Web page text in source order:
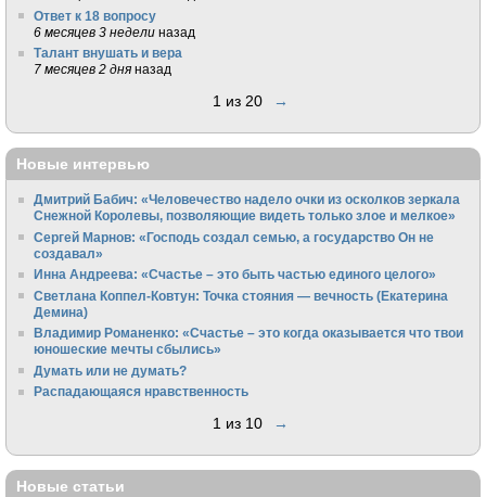
Ответ к 18 вопросу
6 месяцев 3 недели назад
Талант внушать и вера
7 месяцев 2 дня назад
1 из 20 →
Новые интервью
Дмитрий Бабич: «Человечество надело очки из осколков зеркала
Снежной Королевы, позволяющие видеть только злое и мелкое»
Сергей Марнов: «Господь создал семью, а государство Он не
создавал»
Инна Андреева: «Счастье – это быть частью единого целого»
Светлана Коппел-Ковтун: Точка стояния — вечность (Екатерина
Демина)
Владимир Романенко: «Счастье – это когда оказывается что твои
юношеские мечты сбылись»
Думать или не думать?
Распадающаяся нравственность
1 из 10 →
Новые статьи